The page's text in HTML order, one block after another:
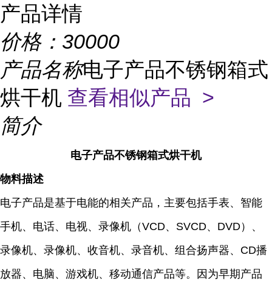
产品详情
价格： 30000
产品名称电子产品不锈钢箱式
烘干机 查看相似产品 >
简介
电子产品不锈钢箱式烘干机
物料描述
电子产品是基于电能的相关产品，主要包括手表、智能
手机、电话、电视、录像机（VCD、SVCD、DVD）、
录像机、录像机、收音机、录音机、组合扬声器、CD播
放器、电脑、游戏机、移动通信产品等。因为早期产品